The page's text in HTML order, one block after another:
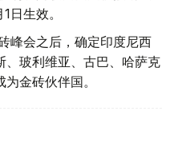
日生效。
峰会之后，确定印度尼西
、玻利维亚、古巴、哈萨克
金砖伙伴国。